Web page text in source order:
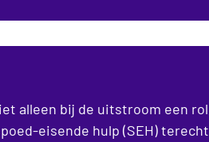
alleen bij de uitstroom een
eisende hulp (SEH)